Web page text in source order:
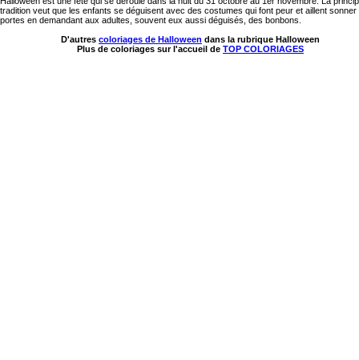
tradition veut que les enfants se déguisent avec des costumes qui font peur et aillent sonner
portes en demandant aux adultes, souvent eux aussi déguisés, des bonbons.
D'autres coloriages de Halloween dans la rubrique Halloween
Plus de coloriages sur l'accueil de TOP COLORIAGES